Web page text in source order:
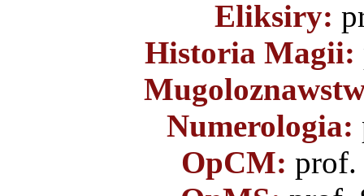
Eliksiry:
Historia Magii:
Numerologia:
OpCM: prof.